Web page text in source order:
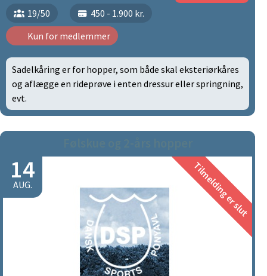
19/50
450 - 1.900 kr.
Kun for medlemmer
Sadelkåring er for hopper, som både skal eksteriørkåres
og aflægge en rideprøve i enten dressur eller springning,
evt.
14
AUG. Tilmelding er slut